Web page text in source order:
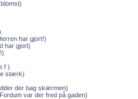
har gjort!)
har gjort)
f )
stærk)
der bag skærmen)
var der fred på gaden)